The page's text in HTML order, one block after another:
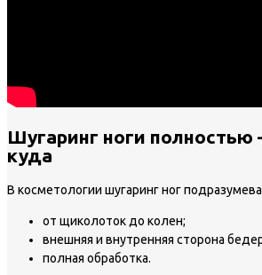
Шугаринг ноги
куда
В косметологии шугаринг ног
от щиколоток до колен;
внешняя и внутренняя сторона
полная обработка.